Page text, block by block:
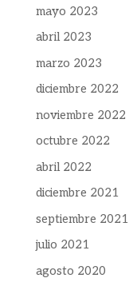
mayo 2023
abril 2023
marzo 2023
diciembre 2022
noviembre 2022
octubre 2022
abril 2022
diciembre 2021
septiembre 2021
julio 2021
agosto 2020